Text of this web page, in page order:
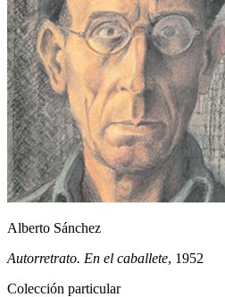
Alberto Sánchez
Autorretrato. En el caballete, 1952
Colección particular